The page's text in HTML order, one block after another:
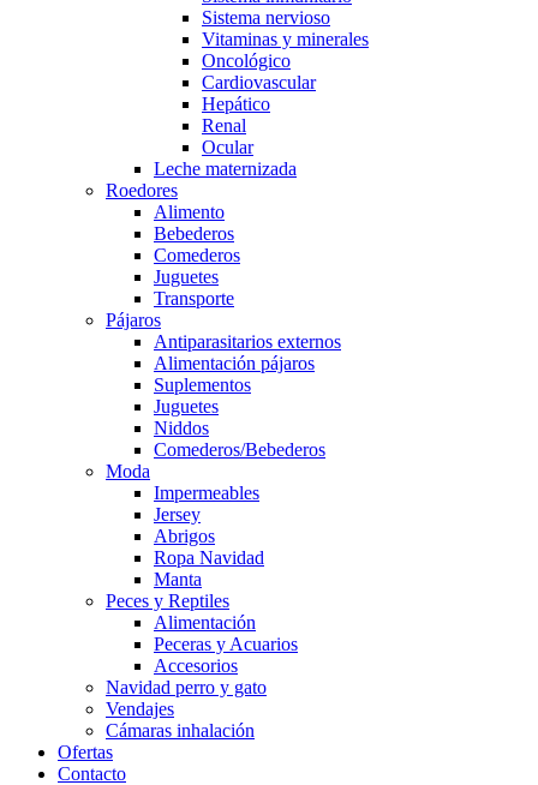
Sistema nervioso
Vitaminas y minerales
Oncológico
Cardiovascular
Hepático
Renal
Ocular
Leche maternizada
Roedores
Alimento
Bebederos
Comederos
Juguetes
Transporte
Pájaros
Antiparasitarios externos
Alimentación pájaros
Suplementos
Juguetes
Niddos
Comederos/Bebederos
Moda
Impermeables
Jersey
Abrigos
Ropa Navidad
Manta
Peces y Reptiles
Alimentación
Peceras y Acuarios
Accesorios
Navidad perro y gato
Vendajes
Cámaras inhalación
Ofertas
Contacto